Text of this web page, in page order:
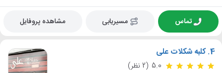
تماس مسیریابی مشاهده پروفایل
4. کلبه شکلات علی
5.0 (2 نظر)